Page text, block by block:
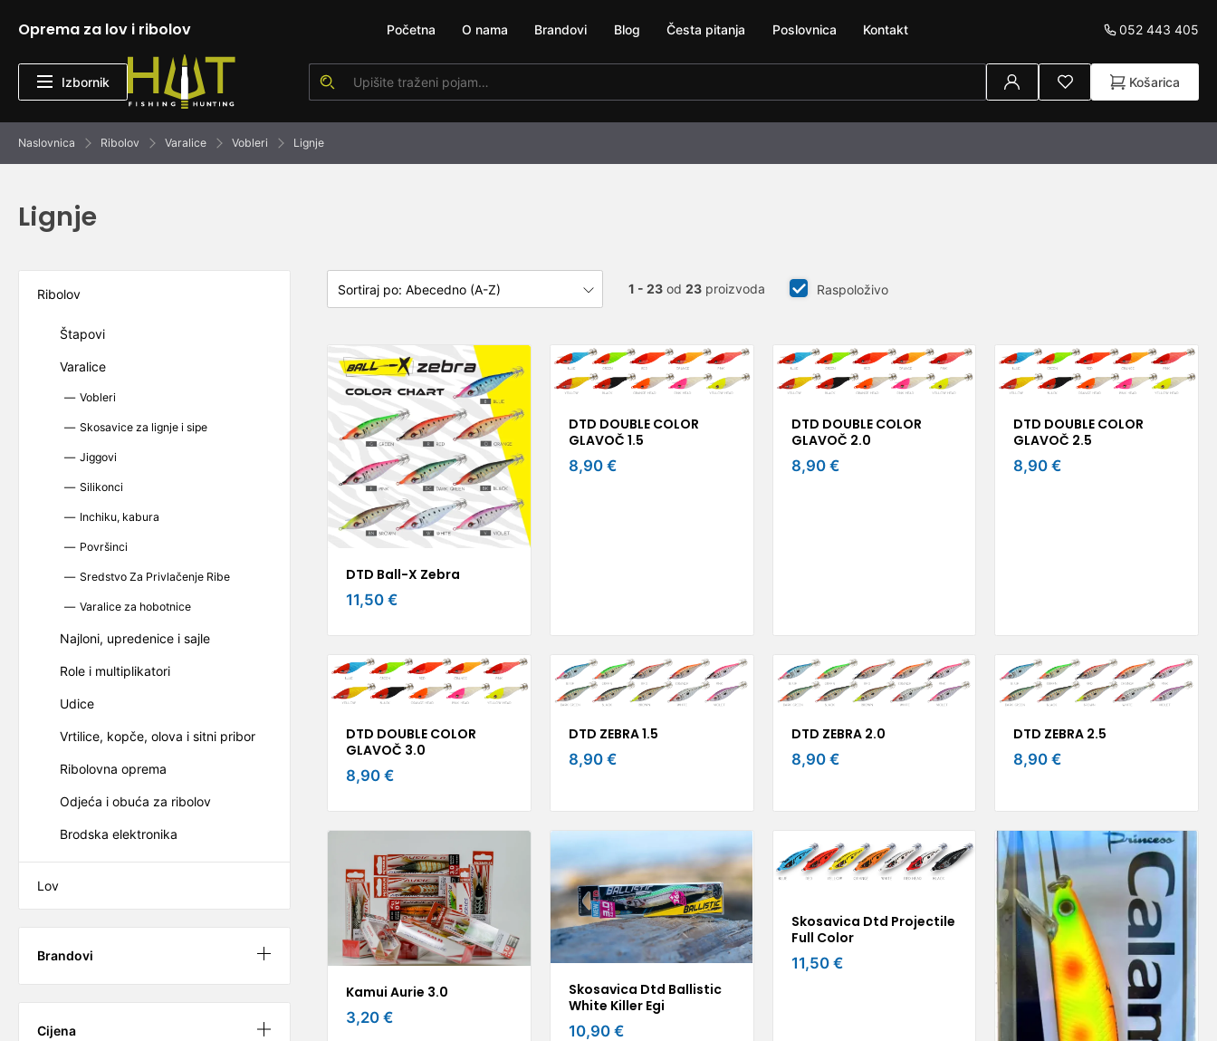
Oprema za lov i ribolov Početna O nama Brandovi Blog Česta pitanja Poslovnica Kontakt 052 443 405
Izbornik Košarica
Naslovnica Ribolov Varalice Vobleri Lignje
Lignje
Ribolov
Štapovi
Varalice
Vobleri
Skosavice za lignje i sipe
Jiggovi
Silikonci
Inchiku, kabura
Površinci
Sredstvo Za Privlačenje Ribe
Varalice za hobotnice
Najloni, upredenice i sajle
Role i multiplikatori
Udice
Vrtilice, kopče, olova i sitni pribor
Ribolovna oprema
Odjeća i obuća za ribolov
Brodska elektronika
Lov
Brandovi
Cijena
1 - 23od 23proizvoda Raspoloživo
DTD Ball-X Zebra
11,50 €
DTD DOUBLE COLOR
GLAVOČ 1.5
8,90 €
DTD DOUBLE COLOR
GLAVOČ 2.0
8,90 €
DTD DOUBLE COLOR
GLAVOČ 2.5
8,90 €
DTD DOUBLE COLOR
GLAVOČ 3.0
8,90 €
DTD ZEBRA 1.5
8,90 €
DTD ZEBRA 2.0
8,90 €
DTD ZEBRA 2.5
8,90 €
Kamui Aurie 3.0
3,20 €
Skosavica Dtd Ballistic
White Killer Egi
10,90 €
Skosavica Dtd Projectile
Full Color
11,50 €